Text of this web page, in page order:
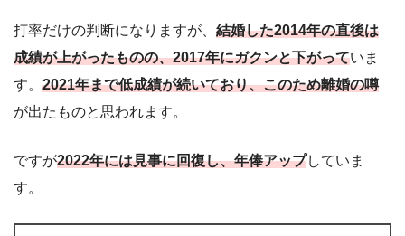
打率だけの判断になりますが、 結婚した2014年の直後は
成績が上がったものの、2017年にガクンと下がっていま
す。 2021年まで低成績が続いており、このため離婚の噂
が出たものと思われます。
ですが2022年には見事に回復し、年俸アップしていま
す。